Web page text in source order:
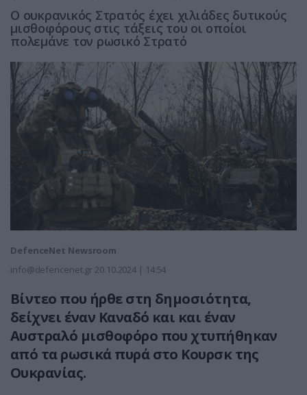
Ο ουκρανικός Στρατός έχει χιλιάδες δυτικούς
μισθοφόρους στις τάξεις του οι οποίοι
πολεμάνε τον ρωσικό Στρατό
DefenceNet Newsroom
info@defencenet.gr 20.10.2024 | 14:54
Βίντεο που ήρθε στη δημοσιότητα,
δείχνει έναν Καναδό και και έναν
Αυστραλό μισθοφόρο που χτυπήθηκαν
από τα ρωσικά πυρά στο Κουρσκ της
Ουκρανίας.